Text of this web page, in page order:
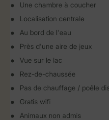
Une chambre à coucher
Localisation centrale
Au bord de l'eau
Près d'une aire de jeux
Vue sur le lac
Rez-de-chaussée
Pas de chauffage / poêle
Gratis wifi
Animaux non admis